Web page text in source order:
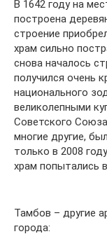
В 1642 году на
построена
строение
храм сильно
снова началось
получился очень
национального
великолепными
Советского
многие другие,
только в 2008
храм попытались
Тамбов – другие
города: